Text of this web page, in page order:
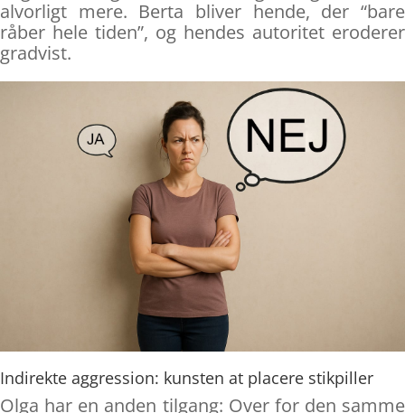
alvorligt mere. Berta bliver hende, der “bare
råber hele tiden”, og hendes autoritet eroderer
gradvist.
Indirekte aggression: kunsten at placere stikpiller
Olga har en anden tilgang: Over for den samme